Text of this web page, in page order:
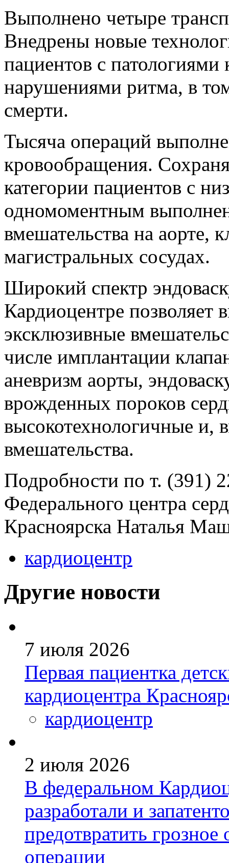
Выполнено четыре
Внедрены новые
пациентов с патологиями
нарушениями ритма, в
смерти.
Тысяча операций
кровообращения.
категории пациентов с
одномоментным
вмешательства на аорте,
магистральных сосудах.
Широкий спектр
Кардиоцентре позволяет
эксклюзивные
числе имплантации
аневризм аорты,
врожденных пороков
высокотехнологичные и,
вмешательства.
Подробности по т. (391)
Федерального центра
Красноярска Наталья
кардиоцентр
Другие новости
7 июля 2026
Первая пациентка
кардиоцентра
кардиоцентр
2 июля 2026
В федеральном
разработали и
предотвратить
операции